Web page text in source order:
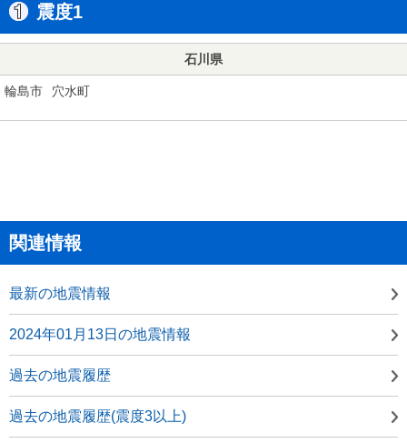
震度1
石川県
輪島市 穴水町
関連情報
最新の地震情報
2024年01月13日の地震情報
過去の地震履歴
過去の地震履歴(震度3以上)